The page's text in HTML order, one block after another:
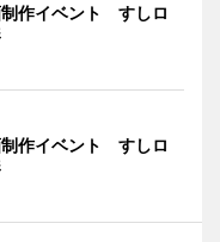
作イベント すしロ
作イベント すしロ